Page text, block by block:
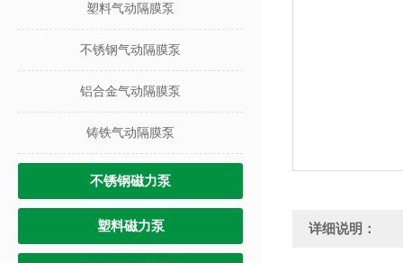
塑料气动隔膜泵
不锈钢气动隔膜泵
铝合金气动隔膜泵
铸铁气动隔膜泵
不锈钢磁力泵
塑料磁力泵 详细说明：